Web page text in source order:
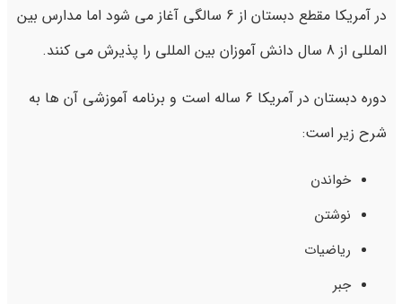
در آمریکا مقطع دبستان از 6 سالگی آغاز می شود اما مدارس بین
المللی از 8 سال دانش آموزان بین المللی را پذیرش می کنند.
دوره دبستان در آمریکا 6 ساله است و برنامه آموزشی آن ها به
شرح زیر است:
خواندن
نوشتن
ریاضیات
جبر